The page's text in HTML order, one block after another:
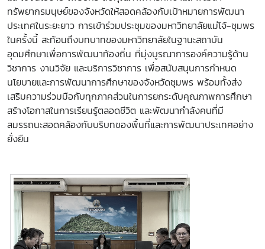
ทรัพยากรมนุษย์ของจังหวัดให้สอดคล้องกับเป้าหมายการพัฒนา
ประเทศในระยะยาว การเข้าร่วมประชุมของมหาวิทยาลัยแม่โจ้-ชุมพร
ในครั้งนี้ สะท้อนถึงบทบาทของมหาวิทยาลัยในฐานะสถาบัน
อุดมศึกษาเพื่อการพัฒนาท้องถิ่น ที่มุ่งบูรณาการองค์ความรู้ด้าน
วิชาการ งานวิจัย และบริการวิชาการ เพื่อสนับสนุนการกำหนด
นโยบายและการพัฒนาการศึกษาของจังหวัดชุมพร พร้อมทั้งส่ง
เสริมความร่วมมือกับทุกภาคส่วนในการยกระดับคุณภาพการศึกษา
สร้างโอกาสในการเรียนรู้ตลอดชีวิต และพัฒนากำลังคนที่มี
สมรรถนะสอดคล้องกับบริบทของพื้นที่และการพัฒนาประเทศอย่าง
ยั่งยืน